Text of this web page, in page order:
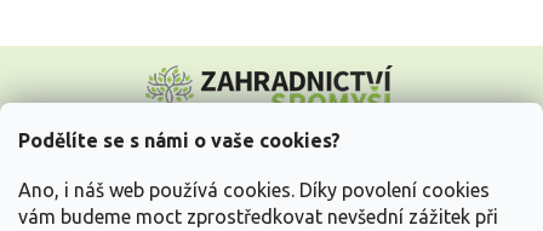
Podělíte se s námi o vaše cookies?
Ano, i náš web používá cookies. Díky povolení cookies
vám budeme moct zprostředkovat nevšední zážitek při
p
Vše o nákupu